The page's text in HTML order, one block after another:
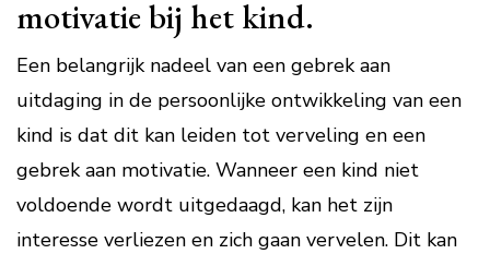
motivatie bij het kind.
Een belangrijk nadeel van een gebrek aan
uitdaging in de persoonlijke ontwikkeling van een
kind is dat dit kan leiden tot verveling en een
gebrek aan motivatie. Wanneer een kind niet
voldoende wordt uitgedaagd, kan het zijn
interesse verliezen en zich gaan vervelen. Dit kan